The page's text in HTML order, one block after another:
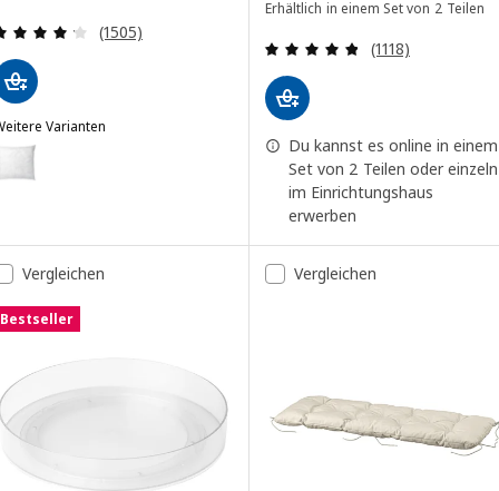
Bewertungen: 4.2 von 5 Sternen. Bewertungen
(1505)
Varianten
INNER, Innenkissen, weiß/weich, 65x65 cm
INNER, Innenkissen, weiß/weich, 40x58 cm
Erhältlich in einem Set von 2 Teilen
Bewertungen:
(1118)
Du kannst es online in einem
Set von 2 Teilen oder einzeln
im Einrichtungshaus
erwerben
Vergleichen
Bestseller
Vergleichen